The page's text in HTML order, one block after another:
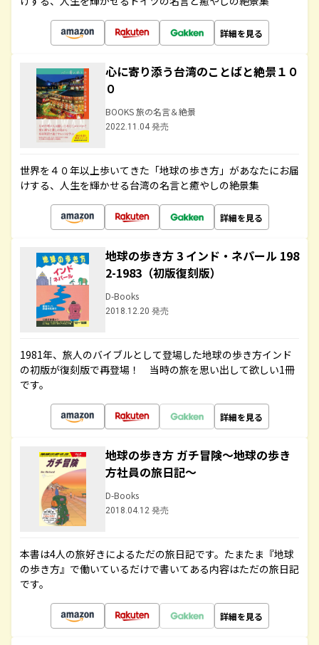
詳細を見る
心に寄り添う台湾のことばと絶景１０
０
BOOKS 旅の名言＆絶景
2022.11.04 発売
世界を４０年以上歩いてきた「地球の歩き方」があなたにお届
けする、人生を輝かせる台湾の名言と癒やしの絶景集
詳細を見る
地球の歩き方 3 インド・ネパール 198
2-1983（初版復刻版）
D-Books
2018.12.20 発売
1981年、旅人のバイブルとして登場した地球の歩き方インド
の初版が復刻版で再登場！ 当時の旅を思い出して欲しい1冊
です。
詳細を見る
地球の歩き方 ガチ冒険～地球の歩き
方社員の旅日記～
D-Books
2018.04.12 発売
本書は4人の旅好きによるただの旅日記です。たまたま『地球
の歩き方』で働いているだけで書いてある内容はただの旅日記
です。
詳細を見る